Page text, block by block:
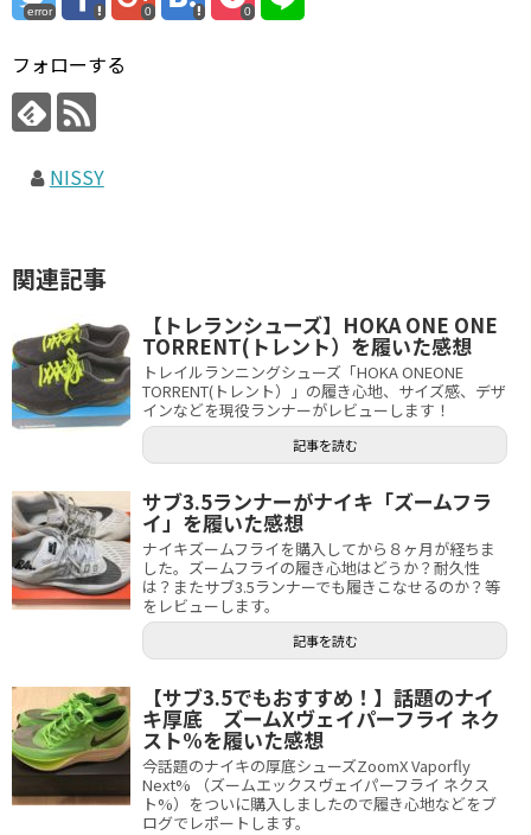
error 0 0
フォローする
NISSY
関連記事
【トレランシューズ】HOKA ONE ONE
TORRENT(トレント）を履いた感想
トレイルランニングシューズ「HOKA ONEONE
TORRENT(トレント）」の履き心地、サイズ感、デザ
インなどを現役ランナーがレビューします！
記事を読む
サブ3.5ランナーがナイキ「ズームフラ
イ」を履いた感想
ナイキズームフライを購入してから８ヶ月が経ちま
した。ズームフライの履き心地はどうか？耐久性
は？またサブ3.5ランナーでも履きこなせるのか？等
をレビューします。
記事を読む
【サブ3.5でもおすすめ！】話題のナイ
キ厚底 ズームXヴェイパーフライ ネク
スト%を履いた感想
今話題のナイキの厚底シューズZoomX Vaporfly
Next% （ズームエックスヴェイパーフライ ネクス
ト%）をついに購入しましたので履き心地などをブ
ログでレポートします。